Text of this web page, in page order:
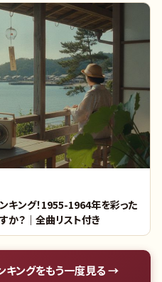
キング！1955-1964年を彩った
か？｜全曲リスト付き
キングをもう一度見る →